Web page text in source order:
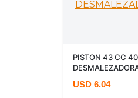
PISTON 43 CC
USD 6.04